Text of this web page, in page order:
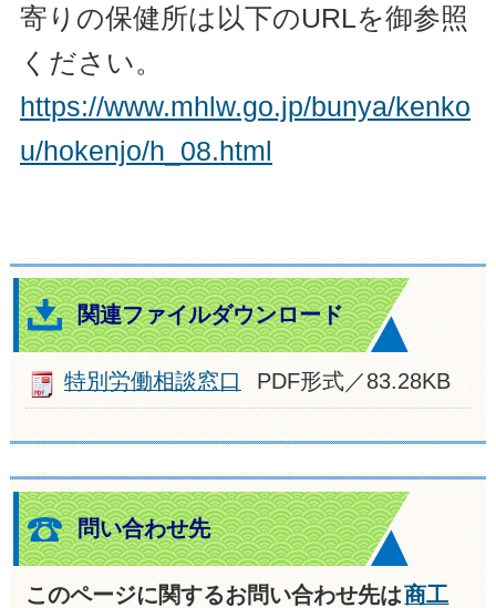
寄りの保健所は以下のURLを御参照
ください。
https://www.mhlw.go.jp/bunya/kenko
u/hokenjo/h_08.html
関連ファイルダウンロード
特別労働相談窓口 PDF形式／83.28KB
問い合わせ先
このページに関するお問い合わせ先は商工